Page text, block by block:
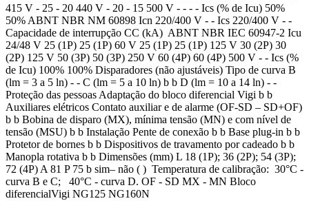
415 V - 25 - 20 440 V - 20 - 15 500 V - - - - Ics (% de Icu) 50%
50% ABNT NBR NM 60898 Icn 220/400 V - - Ics 220/400 V - -
Capacidade de interrupção CC (kA) ABNT NBR IEC 60947-2 Icu
24/48 V 25 (1P) 25 (1P) 60 V 25 (1P) 25 (1P) 125 V 30 (2P) 30
(2P) 125 V 50 (3P) 50 (3P) 250 V 60 (4P) 60 (4P) 500 V - - Ics (%
de Icu) 100% 100% Disparadores (não ajustáveis) Tipo de curva B
(lm = 3 a 5 ln) - - C (lm = 5 a 10 ln) b b D (lm = 10 a 14 ln) - -
Proteção das pessoas Adaptação do bloco diferencial Vigi b b
Auxiliares elétricos Contato auxiliar e de alarme (OF-SD – SD+OF)
b b Bobina de disparo (MX), mínima tensão (MN) e com nível de
tensão (MSU) b b Instalação Pente de conexão b b Base plug-in b b
Protetor de bornes b b Dispositivos de travamento por cadeado b b
Manopla rotativa b b Dimensões (mm) L 18 (1P); 36 (2P); 54 (3P);
72 (4P) A 81 P 75 b sim– não ( ) Temperatura de calibração: 30°C -
curva B e C; 40°C - curva D. OF - SD MX - MN Bloco
diferencialVigi NG125 NG160N